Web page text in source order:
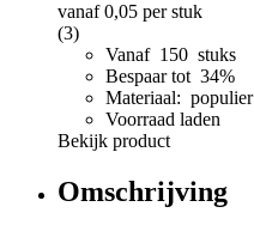
vanaf0,05 per stuk
(3)
Vanaf 150 stuks
Bespaar tot 34%
Materiaal: populier
Voorraad laden
Bekijk product
Omschrijving